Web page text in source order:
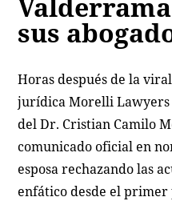
sus
Horas después de la
jurídica Morelli Lawyers
del Dr. Cristian Camilo
comunicado oficial en
esposa rechazando las
enfático desde el